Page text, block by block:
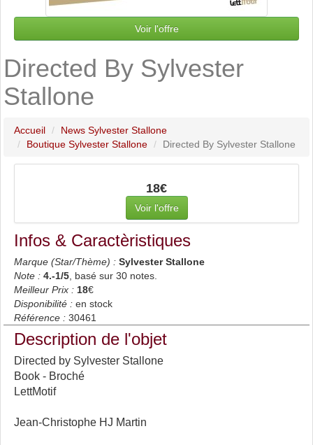
Voir l'offre
Directed By Sylvester
Stallone
Accueil
News Sylvester Stallone
Boutique Sylvester Stallone
Directed By Sylvester Stallone
18€
Voir l'offre
Infos & Caractèristiques
Marque (Star/Thème) : Sylvester Stallone
Note : 4.-1/5 , basé sur 30 notes.
Meilleur Prix : 18€
Disponibilité : en stock
Référence : 30461
Description de l'objet
Directed by Sylvester Stallone
Book - Broché
LettMotif
Jean-Christophe HJ Martin